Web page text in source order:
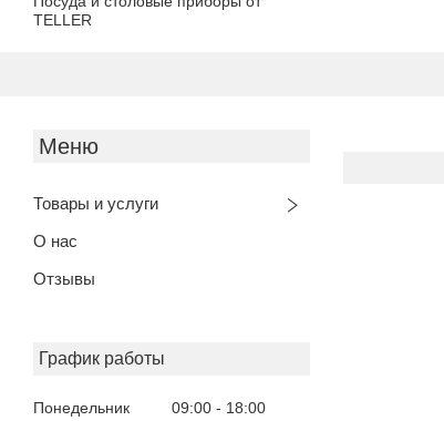
TELLER
Товары и услуги
О нас
Отзывы
График работы
Понедельник 09:00
18:00